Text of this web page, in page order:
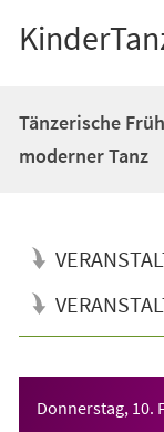
Tänzerische
moderner Tanz
Donnerstag, 10.